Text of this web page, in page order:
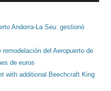
Andorra-La Seu: gestionó
del Aeropuerto de
de euros
with additional Beechcraft King